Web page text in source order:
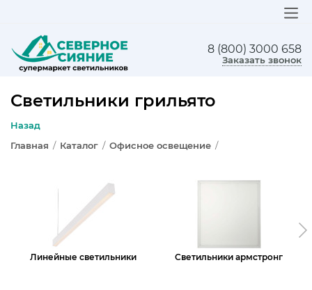
8 (800) 3000 658
Заказать звонок
Светильники грильято
Назад
Главная / Каталог / Офисное освещение /
Линейные светильники Светильники армстронг
ЛЮСТРЫ
БРА И ПОДСВЕТКА
НАСТОЛЬНЫЕ ЛАМПЫ
СВЕТИЛЬНИКИ КАК В ИКЕА
ТРЕКОВЫЕ СИСТЕМЫ